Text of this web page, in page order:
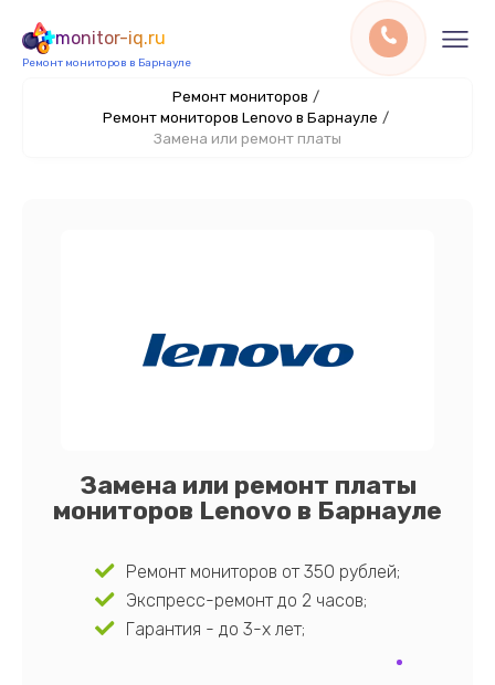
monitor-iq.ru
Ремонт мониторов в Барнауле
Ремонт мониторов /
Ремонт мониторов Lenovo в Барнауле /
Замена или ремонт платы
Замена или ремонт платы
мониторов Lenovo в Барнауле
Ремонт мониторов от 350 рублей;
Экспресс-ремонт до 2 часов;
Гарантия - до 3-х лет;